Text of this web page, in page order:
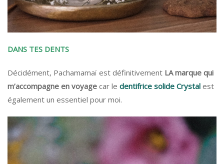
DANS TES DENTS
Décidément, Pachamamaï est définitivement LA marque qui
m’accompagne en voyage car le dentifrice solide Crystal est
également un essentiel pour moi.